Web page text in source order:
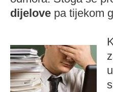
dijelove pa tijekom